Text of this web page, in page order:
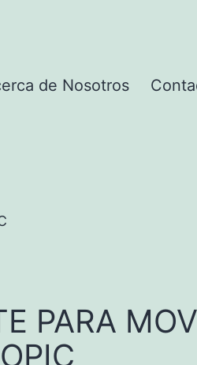
de Nosotros
PARA